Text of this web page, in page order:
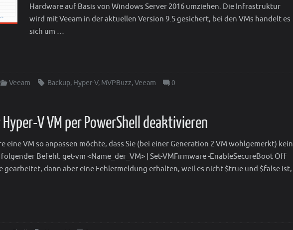
Hardware auf Basis von Windows Server 2016 umziehen. Die Infrastruktur
wird mit Veeam in der aktuellen Version 9.5 gesichert, bei den VMs handelt es
sich um …
Veeam Backup, Hyper-V, MVPBuzz,Veeam 0
V VM per PowerShell deaktivieren
eine VM so anpassen möchte, dass Sie (bei einer Generation 2 VM wohlgemerkt) kein
Befehl: get-vm <Name_der_VM> | Set-VMFirmware -EnableSecureBoot Off
dann aber eine Fehlermeldung erhalten, weil es nicht $true und $false ist,